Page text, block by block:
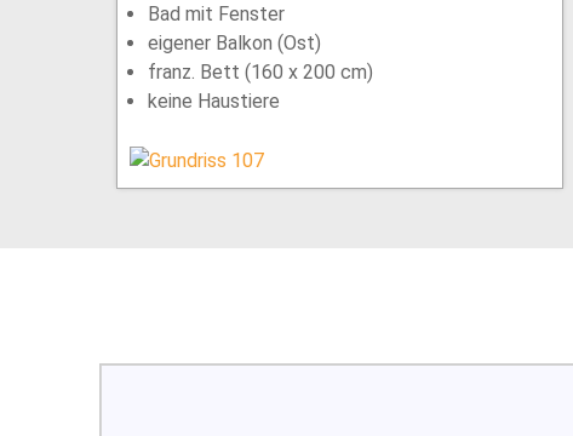
Bad mit Fenster
eigener Balkon (Ost)
franz. Bett (160 x 200 cm)
keine Haustiere